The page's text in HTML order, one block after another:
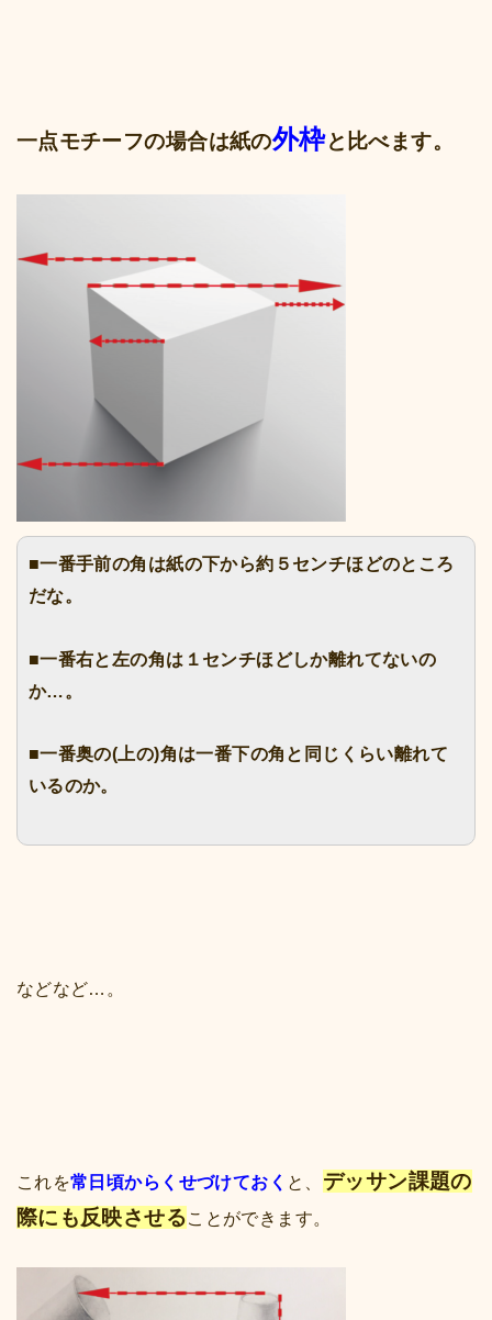
一点モチーフの場合は紙の外枠と比べます。
■一番手前の角は紙の下から約５センチほどのところ
だな。
■一番右と左の角は１センチほどしか離れてないの
か…。
■一番奥の(上の)角は一番下の角と同じくらい離れて
いるのか。
などなど…。
これを常日頃からくせづけておく と、 デッサン課題の
際にも反映させることができます。